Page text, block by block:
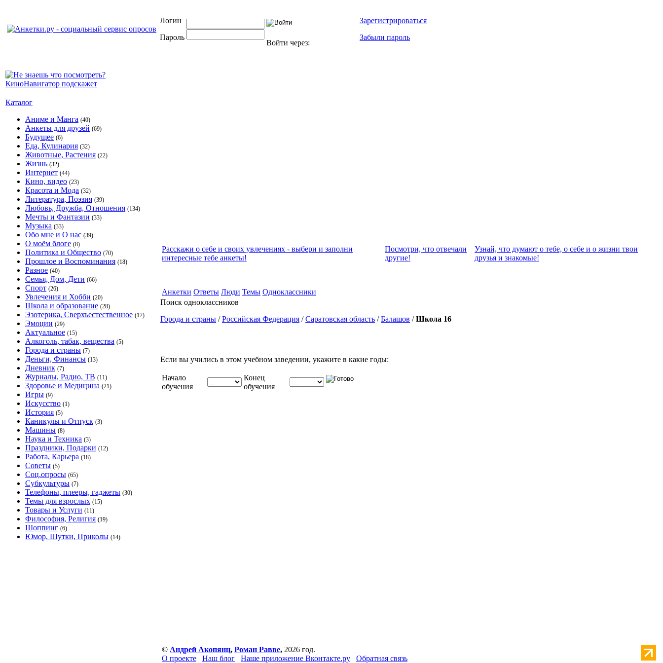
Логин
Пароль
Войти через:
Зарегистрироваться
Забыли пароль
Каталог
Аниме и Манга (40)
Анкеты для друзей (69)
Будущее (6)
Еда, Кулинария (32)
Животные, Растения (22)
Жизнь (32)
Интернет (44)
Кино, видео (23)
Красота и Мода (32)
Литература, Поэзия (39)
Любовь, Дружба, Отношения (134)
Мечты и Фантазии (33)
Музыка (33)
Обо мне и О нас (39)
О моём блоге (8)
Политика и Общество (70)
Прошлое и Воспоминания (18)
Разное (40)
Семья, Дом, Дети (66)
Спорт (26)
Увлечения и Хобби (20)
Школа и образование (28)
Эзотерика, Сверхъестественное (17)
Эмоции (29)
Актуальное (15)
Алкоголь, табак, вещества (5)
Города и страны (7)
Деньги, Финансы (13)
Дневник (7)
Журналы, Радио, ТВ (11)
Здоровье и Медицина (21)
Игры (9)
Искусство (1)
История (5)
Каникулы и Отпуск (3)
Машины (8)
Наука и Техника (3)
Праздники, Подарки (12)
Работа, Карьера (18)
Советы (5)
Соц.опросы (65)
Субкультуры (7)
Телефоны, плееры, гаджеты (30)
Темы для взрослых (15)
Товары и Услуги (11)
Философия, Религия (19)
Шоппинг (6)
Юмор, Шутки, Приколы (14)
Расскажи о себе и своих увлечениях - выбери и заполни
интересные тебе анкеты!
Посмотри, что отвeчали
другие!
Узнай, что думают о тебе, о себе и о жизни твои
друзья и знакомые!
Анкетки Ответы Люди Темы Одноклассники
Поиск одноклассников
Города и страны /Российская Федерация /Саратовская область /Балашов /Школа 16
Если вы учились в этом учебном заведении, укажите в какие годы:
Начало
обучения
Конец
обучения
© Андрей Акопянц, Роман Равве, 2026 год.
О проекте
Наш блог Наше приложение Вконтакте.ру Обратная связь